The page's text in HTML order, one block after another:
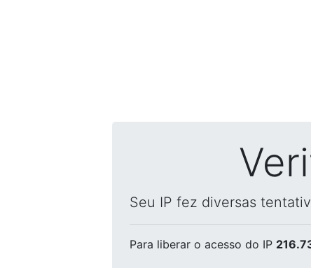
Seu IP fez diversas
Para liberar o acesso do IP